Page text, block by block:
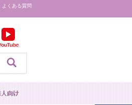
よくある質問